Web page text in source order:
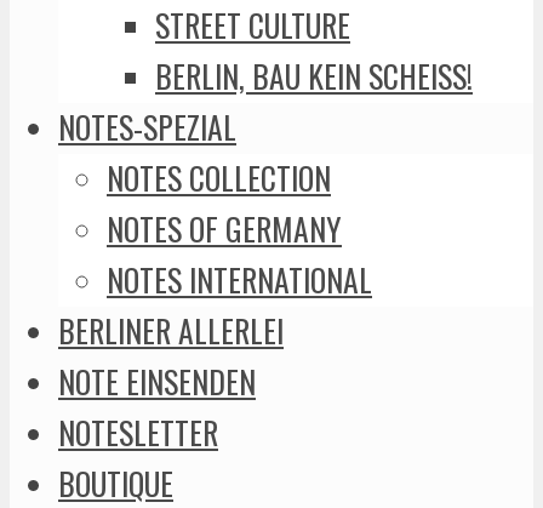
STREET CULTURE
BERLIN, BAU KEIN SCHEISS!
NOTES-SPEZIAL
NOTES COLLECTION
NOTES OF GERMANY
NOTES INTERNATIONAL
BERLINER ALLERLEI
NOTE EINSENDEN
NOTESLETTER
BOUTIQUE